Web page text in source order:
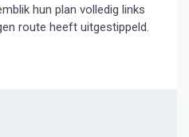
hun plan volledig links
route heeft uitgestippeld.